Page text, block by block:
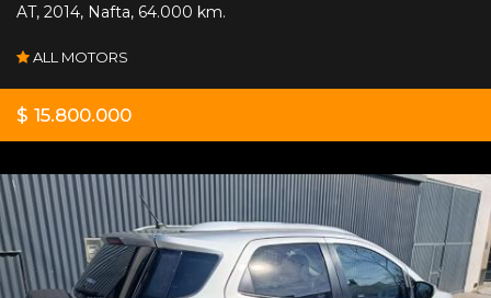
AT, 2014, Nafta, 64.000 km.
ALL MOTORS
$ 15.800.000